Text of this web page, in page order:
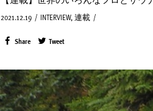
2021.12.19 / INTERVIEW,連載 /
Share Tweet